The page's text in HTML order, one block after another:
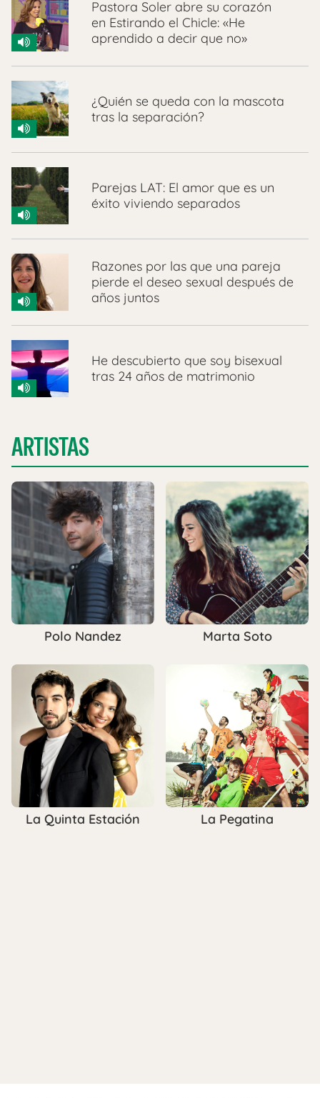
Pastora Soler abre su corazón
en Estirando el Chicle: «He
aprendido a decir que no»
¿Quién se queda con la mascota
tras la separación?
Parejas LAT: El amor que es un
éxito viviendo separados
Razones por las que una pareja
pierde el deseo sexual después de
años juntos
He descubierto que soy bisexual
tras 24 años de matrimonio
ARTISTAS
Polo Nandez Marta Soto
La Quinta Estación La Pegatina